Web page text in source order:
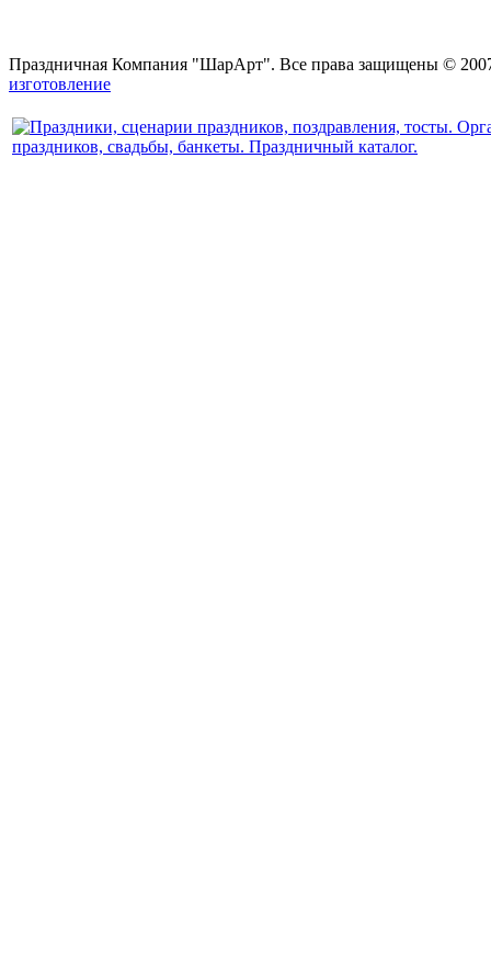
Праздничная Компания "ШарАрт". Все права защищены ©
изготовление